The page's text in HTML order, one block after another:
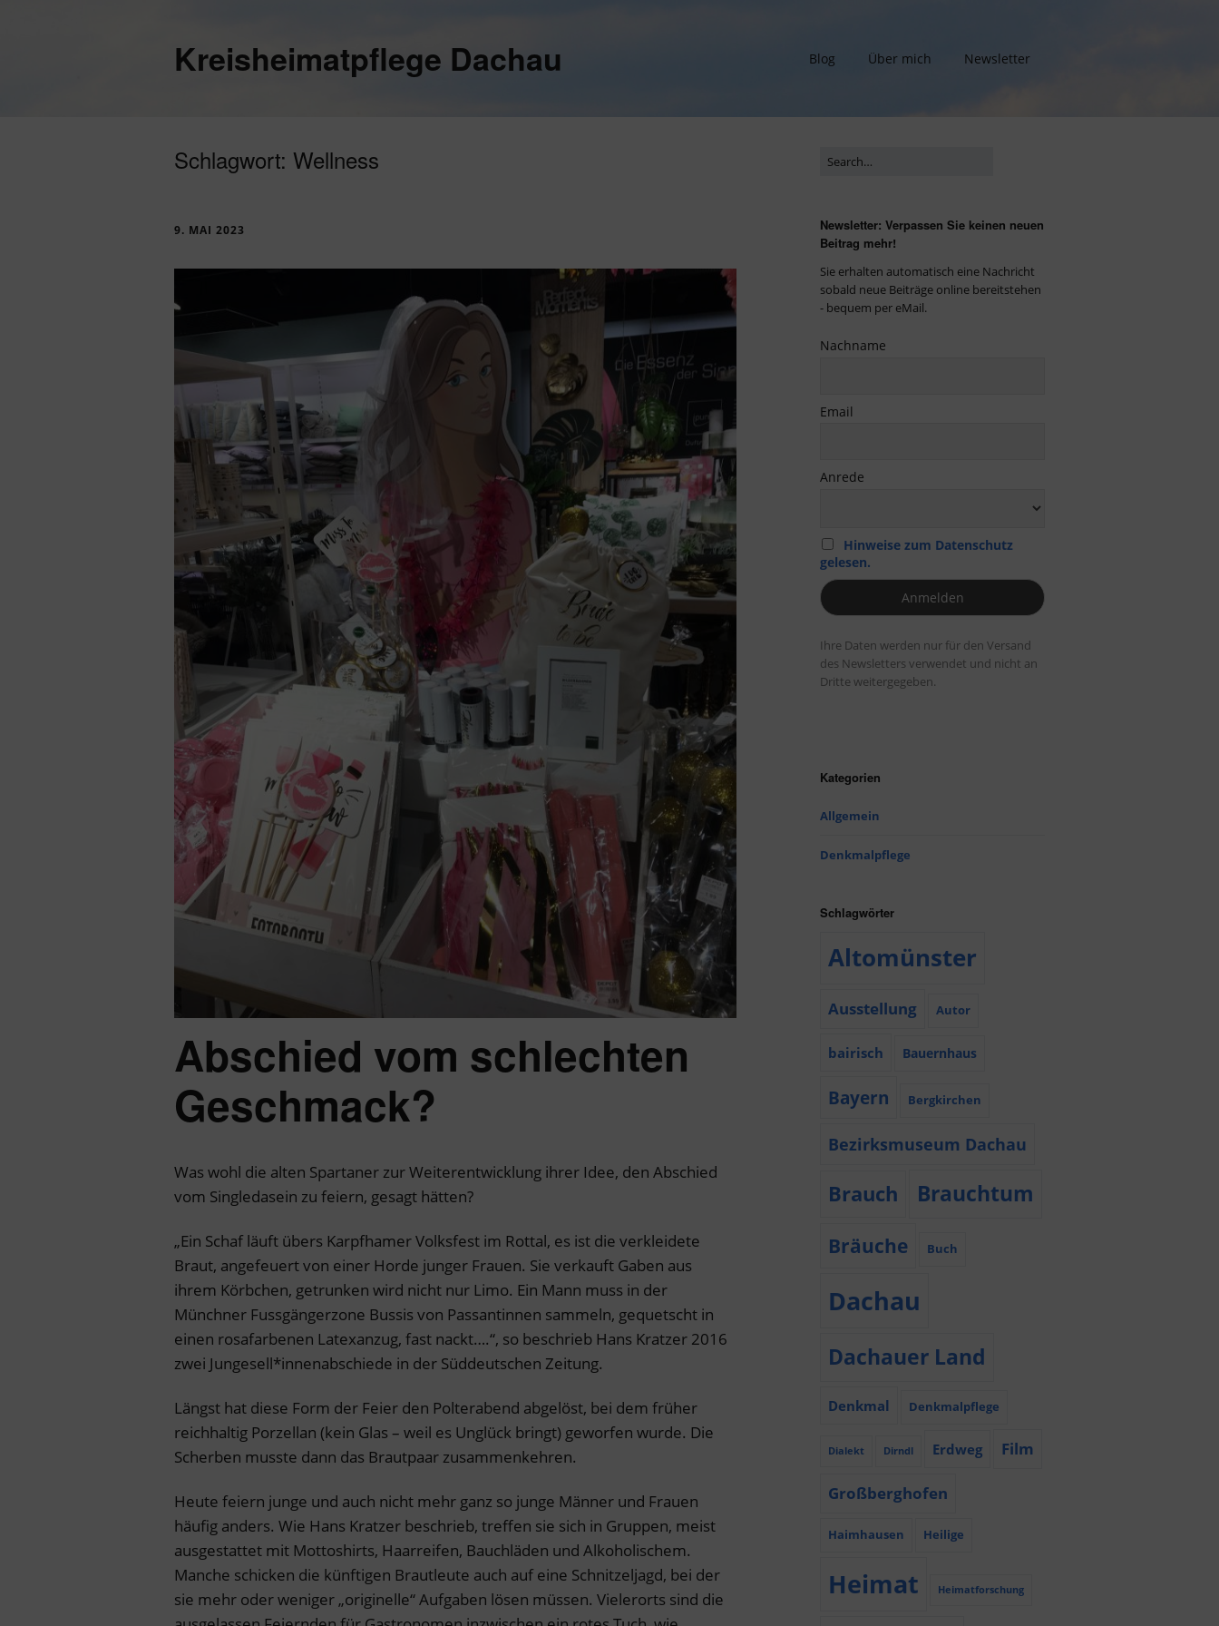
Kreisheimatpflege Dachau Blog Über mich Newsletter
Schlagwort: Wellness
9. MAI 2023
Abschied vom schlechten
Geschmack?
Was wohl die alten Spartaner zur Weiterentwicklung ihrer Idee, den Abschied
vom Singledasein zu feiern, gesagt hätten?
„Ein Schaf läuft übers Karpfhamer Volksfest im Rottal, es ist die verkleidete
Braut, angefeuert von einer Horde junger Frauen. Sie verkauft Gaben aus
ihrem Körbchen, getrunken wird nicht nur Limo. Ein Mann muss in der
Münchner Fussgängerzone Bussis von Passantinnen sammeln, gequetscht in
einen rosafarbenen Latexanzug, fast nackt….“, so beschrieb Hans Kratzer 2016
zwei Jungesell*innenabschiede in der Süddeutschen Zeitung.
Längst hat diese Form der Feier den Polterabend abgelöst, bei dem früher
reichhaltig Porzellan (kein Glas – weil es Unglück bringt) geworfen wurde. Die
Scherben musste dann das Brautpaar zusammenkehren.
Heute feiern junge und auch nicht mehr ganz so junge Männer und Frauen
häufig anders. Wie Hans Kratzer beschrieb, treffen sie sich in Gruppen, meist
ausgestattet mit Mottoshirts, Haarreifen, Bauchläden und Alkoholischem.
Manche schicken die künftigen Brautleute auch auf eine Schnitzeljagd, bei der
sie mehr oder weniger „originelle“ Aufgaben lösen müssen. Vielerorts sind die
Newsletter: Verpassen Sie keinen neuen
Beitrag mehr!
Sie erhalten automatisch eine Nachricht
sobald neue Beiträge online bereitstehen
- bequem per eMail.
Nachname
Email
Anrede
Hinweise zum Datenschutz
gelesen.
Ihre Daten werden nur für den Versand
des Newsletters verwendet und nicht an
Dritte weitergegeben.
Kategorien
Allgemein
Denkmalpflege
Schlagwörter
Altomünster
Ausstellung Autor
bairisch Bauernhaus
Bayern Bergkirchen
Bezirksmuseum Dachau
Brauch Brauchtum
Bräuche Buch
Dachau
Dachauer Land
Denkmal Denkmalpflege
Dialekt Dirndl Erdweg Film
Großberghofen
Haimhausen Heilige
Heimat Heimatforschung